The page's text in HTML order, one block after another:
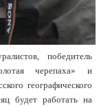
победитель
черепаха» и
географического
будет работать на